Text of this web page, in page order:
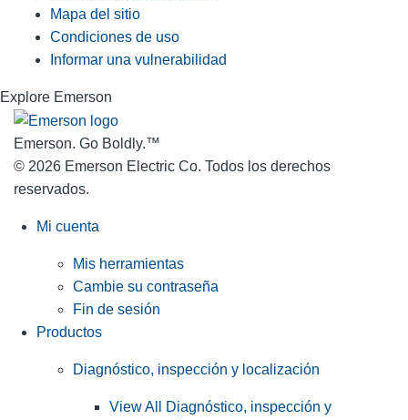
Mapa del sitio
Condiciones de uso
Informar una vulnerabilidad
Explore Emerson
Emerson. Go Boldly.™
© 2026 Emerson Electric Co. Todos los derechos
reservados.
Mi cuenta
Mis herramientas
Cambie su contraseña
Fin de sesión
Productos
Diagnóstico, inspección y localización
View All Diagnóstico, inspección y